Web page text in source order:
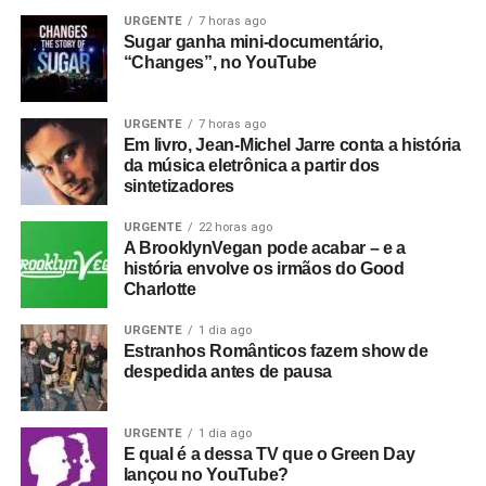
dudes, clássico do Mott the Hoople escrito por David
Bowie, num encontro improvável que reuniu dois dos
nomes mais conhecidos do rock em um contexto bastante
informal.
Houve uma outra novidade recente, que rolou durante o
show da banda no Roxy, na Califórnia, dia 21, uma
segunda-feira. Antes de tocar
Nirvana (do discoNevermind
dedicou a música a Jennifer Finch, baixista do L7, que
morreu recentemente. Antes, Adrienne Armstrong, esposa
do músico, havia doado US$ 5 mil para uma campanha
criada para ajudar a custear o tratamento de Finch.
Não foi só isso que tornou o filme uma lenda: Whitehead
não fez um simples filme-concerto e decidiu dar – por
URGENTE 7 horas ago
Sugar ganha mini-documentário,
“Changes”, no YouTube
URGENTE 7 horas ago
Em livro, Jean-Michel Jarre conta a história
da música eletrônica a partir dos
sintetizadores
URGENTE 22 horas ago
A BrooklynVegan pode acabar – e a
história envolve os irmãos do Good
Charlotte
URGENTE 1 dia ago
Estranhos Românticos fazem show de
despedida antes de pausa
URGENTE 1 dia ago
E qual é a dessa TV que o Green Day
lançou no YouTube?